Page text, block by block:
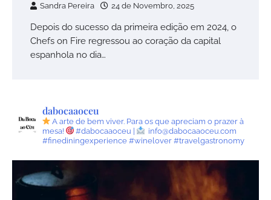
Sandra Pereira 24 de Novembro, 2025
Depois do sucesso da primeira edição em 2024, o
Chefs on Fire regressou ao coração da capital
espanhola no dia…
dabocaaoceu
A arte de bem viver. Para os que apreciam o prazer à
mesa!
#dabocaaoceu |
info@dabocaaoceu.com
#finediningexperience #winelover #travelgastronomy